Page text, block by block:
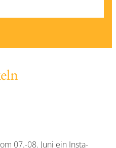
07.-08. Juni ein Insta-